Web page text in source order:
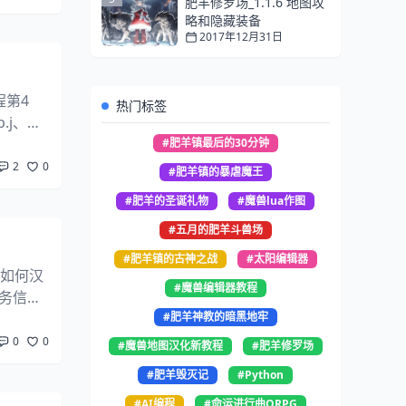
第4
、wa
2 0
何汉
信
0 0
略和隐藏装备
2017年12月31日
热门标签
#肥羊镇最后的30分钟
#肥羊镇的暴虐魔王
#肥羊的圣诞礼物
#魔兽lua作图
#五月的肥羊斗兽场
#肥羊镇的古神之战
#太阳编辑器
#魔兽编辑器教程
#肥羊神教的暗黑地牢
#魔兽地图汉化新教程
#肥羊修罗场
#肥羊毁灭记
#Python